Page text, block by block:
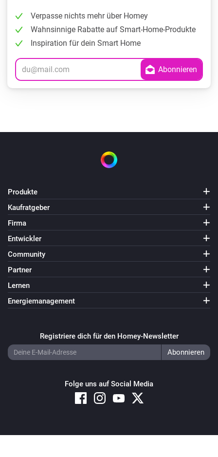
Verpasse nichts mehr über Homey
Wahnsinnige Rabatte auf Smart-Home-Produkte
Inspiration für dein Smart Home
Produkte
Kaufratgeber
Firma
Entwickler
Community
Partner
Lernen
Energiemanagement
Registriere dich für den Homey-Newsletter
Folge uns auf Social Media